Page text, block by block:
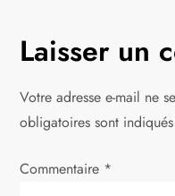
g
a
t
i
Laisser un
Votre adresse e-mail ne
obligatoires sont
Commentaire *